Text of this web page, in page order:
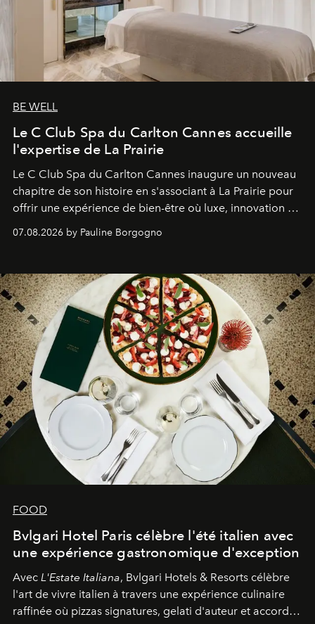
BE WELL
Le C Club Spa du Carlton Cannes accueille
l'expertise de La Prairie
Le C Club Spa du Carlton Cannes inaugure un nouveau
chapitre de son histoire en s'associant à La Prairie pour
offrir une expérience de bien-être où luxe, innovation et
expertise se rencontrent.
07.08.2026 by Pauline Borgogno
FOOD
Bvlgari Hotel Paris célèbre l'été italien avec
une expérience gastronomique d'exception
Avec L'Estate Italiana, Bvlgari Hotels & Resorts célèbre
l'art de vivre italien à travers une expérience culinaire
raffinée où pizzas signatures, gelati d'auteur et accords